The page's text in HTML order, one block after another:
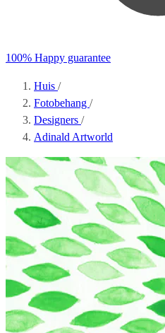
100% Happy guarantee
Huis /
Fotobehang /
Designers /
Adinald Artworld